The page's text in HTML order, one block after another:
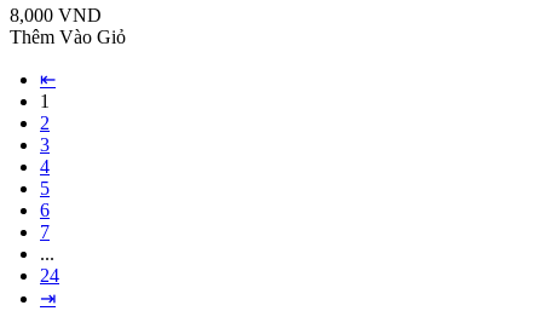
8,000 VND
Thêm Vào Giỏ
⇤
1
2
3
4
5
6
7
...
24
⇥